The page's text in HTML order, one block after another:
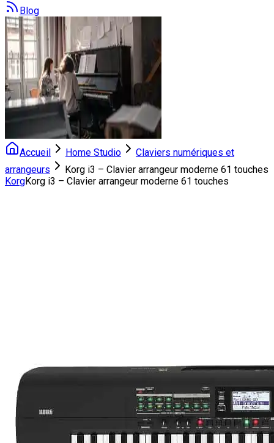
Blog
Accueil Home Studio
Claviers numériques et
arrangeurs
Korg i3 – Clavier arrangeur moderne 61 touches
KorgKorg i3 – Clavier arrangeur moderne 61 touches